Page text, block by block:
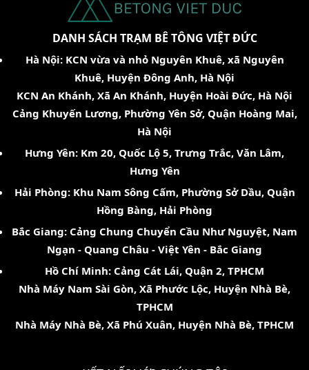
DANH SÁCH TRẠM BÊ TÔNG VIỆT ĐỨC
Hà Nội: KCN vừa và nhỏ Nguyên Khuê, xã Nguyên
Khuê, Huyện Đông Anh, Hà Nội
KCN An Khánh, Xã An Khánh, Huyện Hoài Đức, Hà Nội
Cảng Khuyến Lương, Phường Yên Sở, Quận Hoàng Mai,
Hà Nội
Hưng Yên: Km 20, Quốc Lộ 5, Trưng Trắc, Văn Lâm,
Hưng Yên
Hải Phòng: Khu Nam Sông Cấm, Phường Sở Dầu, Quận
Hồng Bàng, Hải Phòng
Bắc Giang: Cảng Chung Chuyển Cầu Như Nguyệt, Nam
Ngạn - Quang Châu - Việt Yên - Bắc Giang
Hồ Chí Minh: Cảng Cát Lái, Quận 2, TPHCM
Nhà Máy Nam Sài Gòn, Xã Phước Lộc, Huyện Nhà Bè,
TPHCM
Nhà Máy Nhà Bè, Xã Phú Xuân, Huyện Nhà Bè, TPHCM